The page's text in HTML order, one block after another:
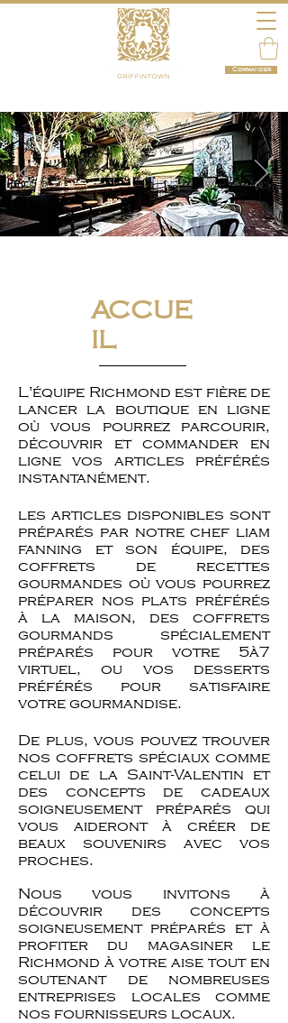
Commander
ACCUE
IL
L'équipe Richmond est fière de
lancer la boutique en ligne
où vous pourrez parcourir,
découvrir et commander en
ligne vos articles préférés
instantanément.
les articles disponibles sont
préparés par notre chef liam
fanning et son équipe, des
coffrets de recettes
gourmandes où vous pourrez
préparer nos plats préférés
à la maison, des coffrets
gourmands spécialement
préparés pour votre 5à7
virtuel, ou vos desserts
préférés pour satisfaire
votre gourmandise.
De plus, vous pouvez trouver
nos coffrets spéciaux comme
celui de la Saint-Valentin et
des concepts de cadeaux
soigneusement préparés qui
vous aideront à créer de
beaux souvenirs avec vos
proches.
Nous vous invitons à
découvrir des concepts
soigneusement préparés et à
profiter du magasiner le
Richmond à votre aise tout en
soutenant de nombreuses
entreprises locales comme
nos fournisseurs locaux.